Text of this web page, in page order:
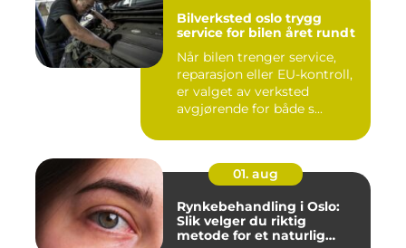
Bilverksted oslo trygg
service for bilen året rundt
Når bilen trenger service,
reparasjon eller EU-kontroll,
er valget av verksted
avgjørende for både s...
01. aug
Rynkebehandling i Oslo:
Slik velger du riktig
metode for et naturlig